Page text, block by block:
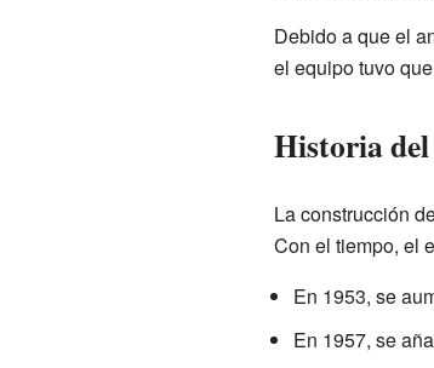
Debido a que el
el equipo tuvo
Historia
La construcción
Con el tiempo, el
En 1953, se
En 1957, se